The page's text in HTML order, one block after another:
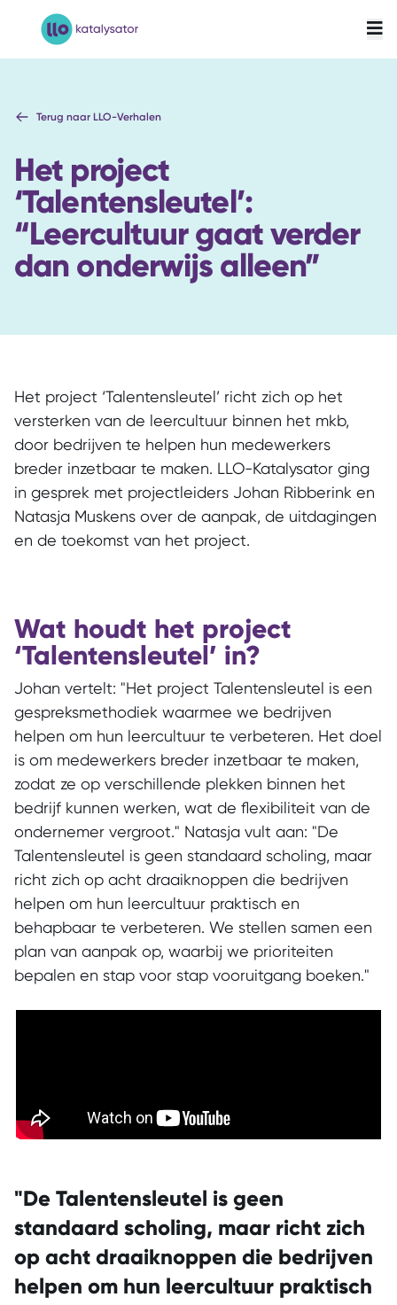
LLO-Katalysator
Terug naar LLO-Verhalen
Het project
‘Talentensleutel’:
“Leercultuur gaat verder
dan onderwijs alleen”
Het project ‘Talentensleutel’ richt zich op het
versterken van de leercultuur binnen het mkb,
door bedrijven te helpen hun medewerkers
breder inzetbaar te maken. LLO-Katalysator ging
in gesprek met projectleiders Johan Ribberink en
Natasja Muskens over de aanpak, de uitdagingen
en de toekomst van het project.
Wat houdt het project
‘Talentensleutel’ in?
Johan vertelt: "Het project Talentensleutel is een
gespreksmethodiek waarmee we bedrijven
helpen om hun leercultuur te verbeteren. Het doel
is om medewerkers breder inzetbaar te maken,
zodat ze op verschillende plekken binnen het
bedrijf kunnen werken, wat de flexibiliteit van de
ondernemer vergroot." Natasja vult aan: "De
Talentensleutel is geen standaard scholing, maar
richt zich op acht draaiknoppen die bedrijven
helpen om hun leercultuur praktisch en
behapbaar te verbeteren. We stellen samen een
plan van aanpak op, waarbij we prioriteiten
bepalen en stap voor stap vooruitgang boeken."
"De Talentensleutel is geen
standaard scholing, maar richt zich
op acht draaiknoppen die bedrijven
helpen om hun leercultuur praktisch